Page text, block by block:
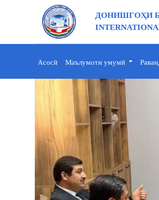
ДОНИШГОҲИ
Асосӣ Маълумоти умумӣ